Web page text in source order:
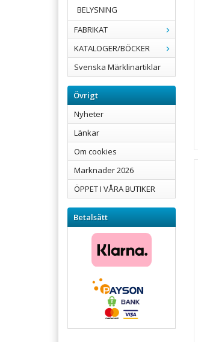
BELYSNING
FABRIKAT
KATALOGER/BÖCKER
Svenska Märklinartiklar
Övrigt
Nyheter
Länkar
Om cookies
Marknader 2026
ÖPPET I VÅRA BUTIKER
Betalsätt